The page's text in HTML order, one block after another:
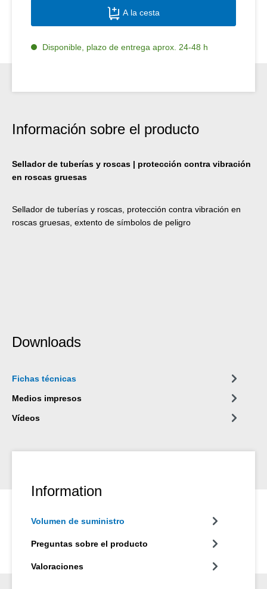
A la cesta
Disponible, plazo de entrega aprox. 24-48 h
Información sobre el producto
Sellador de tuberías y roscas | protección contra vibración
en roscas gruesas
Sellador de tuberías y roscas, protección contra vibración en
roscas gruesas, extento de símbolos de peligro
Downloads
Fichas técnicas
Medios impresos
Vídeos
Information
Volumen de suministro
Preguntas sobre el producto
Valoraciones